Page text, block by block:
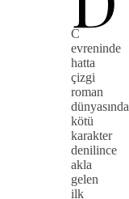
C
evreninde
hatta
çizgi
roman
dünyasında
kötü
karakter
denilince
akla
gelen
ilk